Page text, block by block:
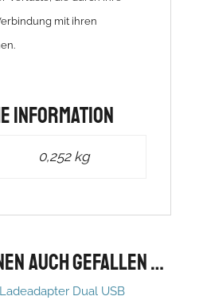
mit ihren
Information
0,252 kg
auch gefallen …